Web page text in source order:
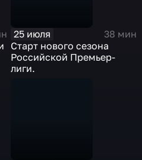
25 июля
38 мин
Старт нового сезона
Российской Премьер-
лиги.